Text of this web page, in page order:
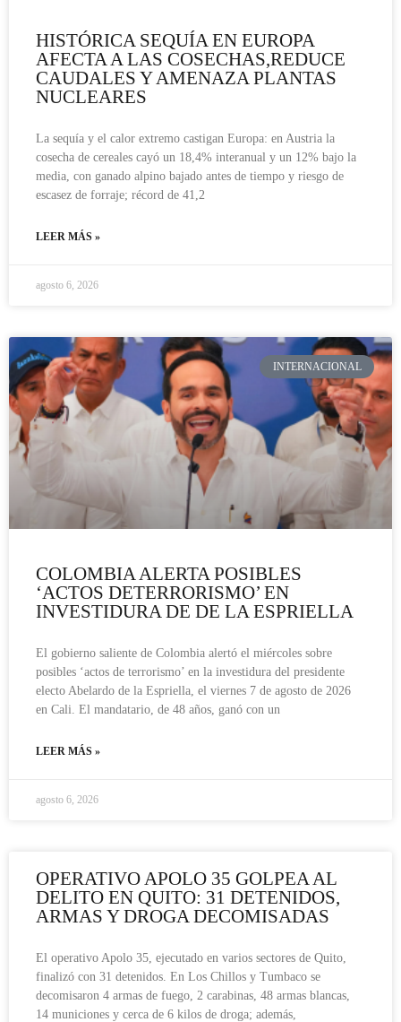
HISTÓRICA SEQUÍA EN EUROPA
AFECTA A LAS COSECHAS,REDUCE
CAUDALES Y AMENAZA PLANTAS
NUCLEARES
La sequía y el calor extremo castigan Europa: en Austria la
cosecha de cereales cayó un 18,4% interanual y un 12% bajo la
media, con ganado alpino bajado antes de tiempo y riesgo de
escasez de forraje; récord de 41,2
LEER MÁS »
agosto 6, 2026
INTERNACIONAL
COLOMBIA ALERTA POSIBLES
‘ACTOS DETERRORISMO’ EN
INVESTIDURA DE DE LA ESPRIELLA
El gobierno saliente de Colombia alertó el miércoles sobre
posibles ‘actos de terrorismo’ en la investidura del presidente
electo Abelardo de la Espriella, el viernes 7 de agosto de 2026
en Cali. El mandatario, de 48 años, ganó con un
LEER MÁS »
agosto 6, 2026
OPERATIVO APOLO 35 GOLPEA AL
DELITO EN QUITO: 31 DETENIDOS,
ARMAS Y DROGA DECOMISADAS
El operativo Apolo 35, ejecutado en varios sectores de Quito,
finalizó con 31 detenidos. En Los Chillos y Tumbaco se
decomisaron 4 armas de fuego, 2 carabinas, 48 armas blancas,
14 municiones y cerca de 6 kilos de droga; además,